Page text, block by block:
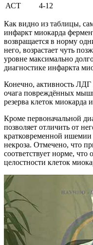
АСТ
4-12
Как видно из таблицы,
инфаркт миокарда
возвращается в норму
него, возрастает чуть
уровне максимально
диагностике инфаркта
Конечно, активность
очага повреждённых
резерва клеток миокарда
Кроме первоначальной
позволяет отличить от
кратковременной
некроза. Отмечено, что
соответствует норме, что
целостности клеток